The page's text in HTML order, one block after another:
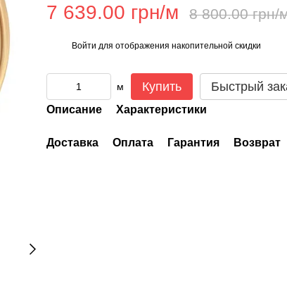
7 639.00 грн/м 8 800.00 грн/
Войти для отображения накопительной скидки
м Купить Быстрый
Описание Характеристики
Доставка Оплата Гарантия Возврат